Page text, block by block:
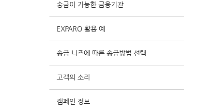
송금이 가능한 금융기관
EXPARO 활용 예
송금 니즈에 따른 송금방법 선택
고객의 소리
캠페인 정보